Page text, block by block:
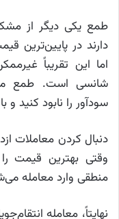
طمع یکی دیگر از
دارند در پایین‌ترین
اما این تقریباً
شانسی است. طمع
سودآور را نابود کنید
دنبال کردن معاملات
وقتی بهترین قیمت
منطقی وارد معامله
نهایتاً، معامله